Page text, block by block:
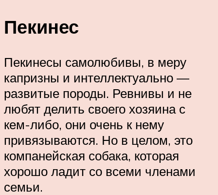
Пекинес
Пекинесы самолюбивы, в меру
капризны и интеллектуально —
развитые породы. Ревнивы и не
любят делить своего хозяина с
кем-либо, они очень к нему
привязываются. Но в целом, это
компанейская собака, которая
хорошо ладит со всеми членами
семьи.